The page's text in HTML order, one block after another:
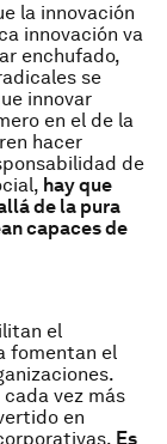
la innovación
innovación va
enchufado,
se
innovar
en el de la
hacer
de
hay que
de la pura
capaces de
el
fomentan el
vez más
en
Es